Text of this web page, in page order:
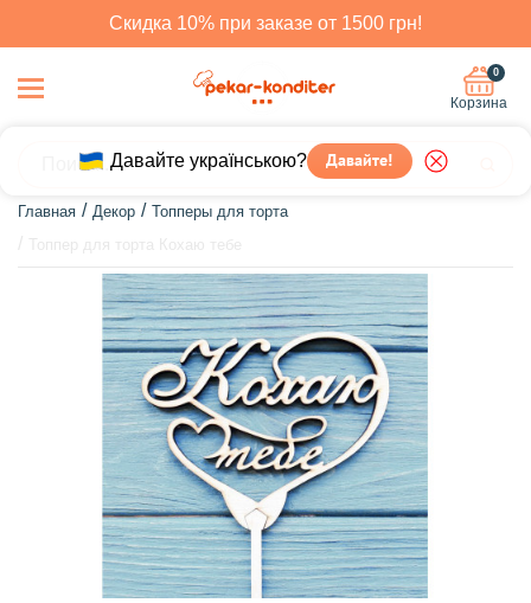
Скидка 10% при заказе от 1500 грн!
Давайте українською? Давайте!
0
Корзина
Главная Декор
Топперы для торта